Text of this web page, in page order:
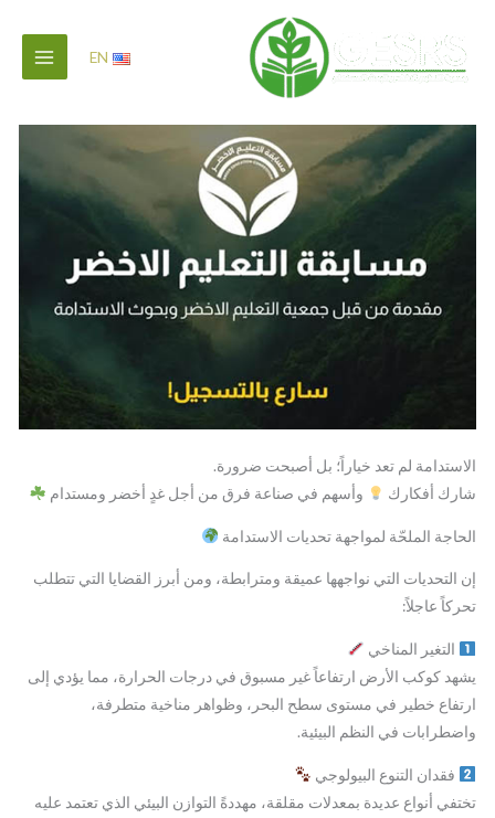
المحتوى
EN
الاستدامة لم تعد خياراً؛ بل أصبحت ضرورة.
شارك أفكارك
وأسهم في صناعة فرق من أجل غدٍ أخضر ومستدام
الحاجة الملحّة لمواجهة تحديات الاستدامة
إن التحديات التي نواجهها عميقة ومترابطة، ومن أبرز القضايا التي تتطلب
تحركاً عاجلاً:
التغير المناخي
يشهد كوكب الأرض ارتفاعاً غير مسبوق في درجات الحرارة، مما يؤدي إلى
ارتفاع خطير في مستوى سطح البحر، وظواهر مناخية متطرفة،
واضطرابات في النظم البيئية.
فقدان التنوع البيولوجي
تختفي أنواع عديدة بمعدلات مقلقة، مهددةً التوازن البيئي الذي تعتمد عليه